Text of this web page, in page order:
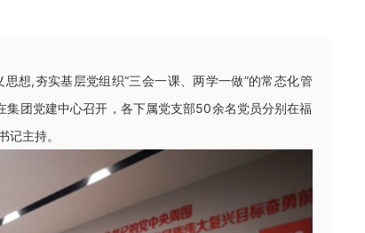
,夯实基层党组织“三会一课、两学一做”的常态化管
团党建中心召开，各下属党支部50余名党员分别在福
主持。